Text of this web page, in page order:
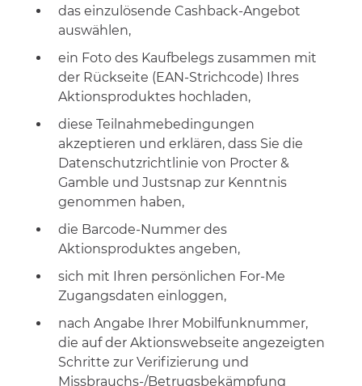
das einzulösende Cashback-Angebot
auswählen,
ein Foto des Kaufbelegs zusammen mit
der Rückseite (EAN-Strichcode) Ihres
Aktionsproduktes hochladen,
diese Teilnahmebedingungen
akzeptieren und erklären, dass Sie die
Datenschutzrichtlinie von Procter &
Gamble und Justsnap zur Kenntnis
genommen haben,
die Barcode-Nummer des
Aktionsproduktes angeben,
sich mit Ihren persönlichen For-Me
Zugangsdaten einloggen,
nach Angabe Ihrer Mobilfunknummer,
die auf der Aktionswebseite angezeigten
Schritte zur Verifizierung und
Missbrauchs-/Betrugsbekämpfung